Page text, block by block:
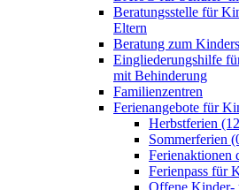
Beratungsstelle für
Eltern
Beratung zum
Eingliederungshilfe
mit Behinderung
Familienzentren
Ferienangebote für
Herbstferien
Sommerferien
Ferienaktionen
Ferienpass für
Offene Kinder-